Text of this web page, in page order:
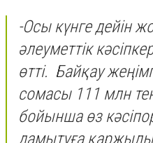
-Осы күнге дейін
әлеуметтік
өтті. Байқау
сомасы 111 млн
бойынша өз
дамытуға